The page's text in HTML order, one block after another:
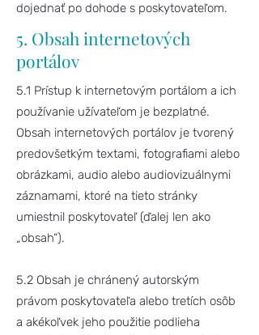
dojednať po dohode s poskytovateľom.
5. Obsah internetových
portálov
5.1 Prístup k internetovým portálom a ich
používanie užívateľom je bezplatné.
Obsah internetových portálov je tvorený
predovšetkým textami, fotografiami alebo
obrázkami, audio alebo audiovizuálnymi
záznamami, ktoré na tieto stránky
umiestnil poskytovateľ (ďalej len ako
„obsah“).
5.2 Obsah je chránený autorským
právom poskytovateľa alebo tretích osôb
a akékoľvek jeho použitie podlieha